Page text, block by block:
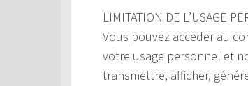
LIMITATION DE L’USAGE
Vous pouvez accéder au
votre usage personnel et
transmettre, afficher,